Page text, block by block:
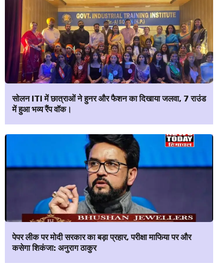
सोलन ITI में छात्राओं ने हुनर और फैशन का दिखाया जलवा, 7 राउंड
में हुआ भव्य रैंप वॉक।
पेपर लीक पर मोदी सरकार का बड़ा प्रहार, परीक्षा माफिया पर और
कसेगा शिकंजा: अनुराग ठाकुर